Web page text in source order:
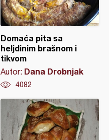
Domaća pita sa
heljdinim brašnom i
tikvom
Autor: Dana Drobnjak
4082